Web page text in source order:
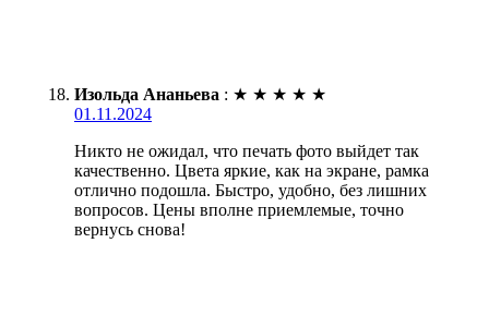
Изольда Ананьева : ★ ★ ★ ★ ★
01.11.2024
Никто не ожидал, что печать фото выйдет так
качественно. Цвета яркие, как на экране, рамка
отлично подошла. Быстро, удобно, без лишних
вопросов. Цены вполне приемлемые, точно
вернусь снова!